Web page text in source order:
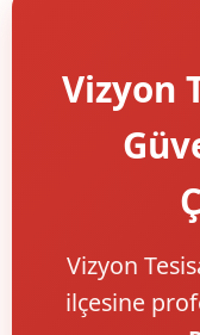
Vizyon
Vizyon
ilçesine